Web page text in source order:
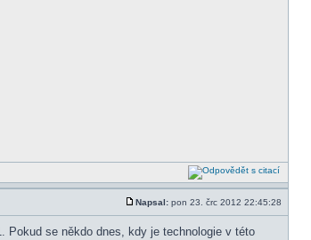
Napsal: pon 23. črc 2012 22:45:28
Pokud se někdo dnes, kdy je technologie v této